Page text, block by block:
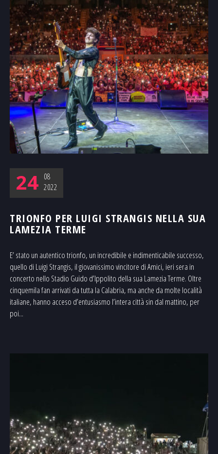
24 08
2022
TRIONFO PER LUIGI STRANGIS NELLA SUA
LAMEZIA TERME
E’ stato un autentico trionfo, un incredibile e indimenticabile successo,
quello di Luigi Strangis, il giovanissimo vincitore di Amici, ieri sera in
concerto nello Stadio Guido d’Ippolito della sua Lamezia Terme. Oltre
cinquemila fan arrivati da tutta la Calabria, ma anche da molte località
italiane, hanno acceso d’entusiasmo l’intera città sin dal mattino, per
poi...